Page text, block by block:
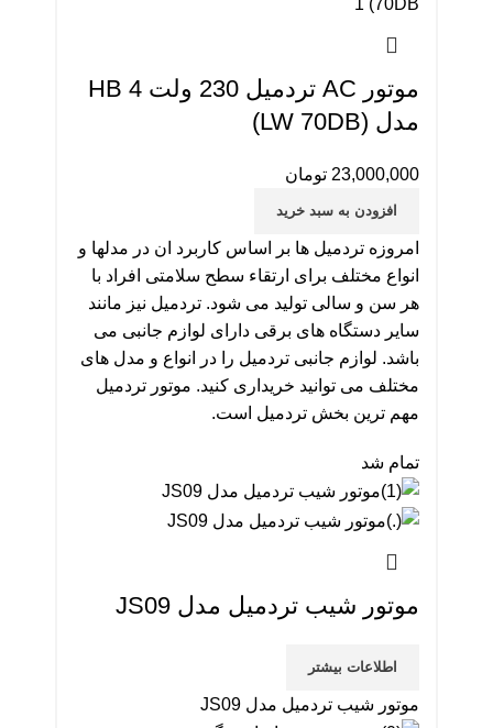
موتور AC تردمیل 230 ولت 4 HB
مدل (LW 70DB)
23,000,000 تومان
افزودن به سبد خرید
امروزه تردمیل ها بر اساس کاربرد ان در مدلها و
انواع مختلف برای ارتقاء سطح سلامتی افراد با
هر سن و سالی تولید می شود. تردمیل نیز مانند
سایر دستگاه های برقی دارای لوازم جانبی می
باشد. لوازم جانبی تردمیل را در انواع و مدل های
مختلف می توانید خریداری کنید. موتور تردمیل
مهم ترین بخش تردمیل است.
تمام شد
موتور شیب تردمیل مدل JS09
اطلاعات بیشتر
موتور شیب تردمیل مدل JS09